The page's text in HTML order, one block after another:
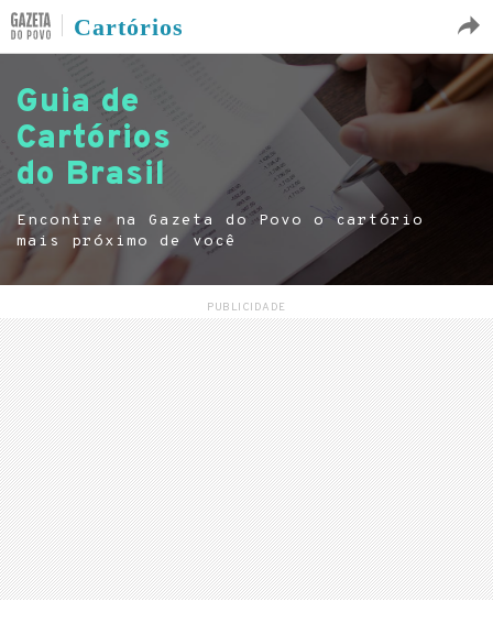
Cartórios
Guia de
Cartórios
do Brasil
Encontre na Gazeta do Povo o cartório
mais próximo de você
PUBLICIDADE